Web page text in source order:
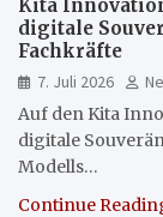
Kita
digitale
Fachkräfte
7. Juli 2026
Auf den Kita
digitale
Modells…
Continue